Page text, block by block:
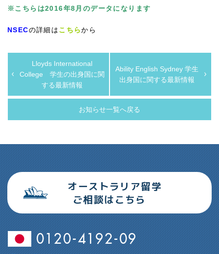
※こちらは2016年8月のデータになります
NSECの詳細はこちらから
Lloyds International
College 学生の出身国に関
する最新情報
お知らせ一覧へ戻る
Ability English Sydney 学生
出身国に関する最新情報
オーストラリア留学
ご相談はこちら
0120-4192-09